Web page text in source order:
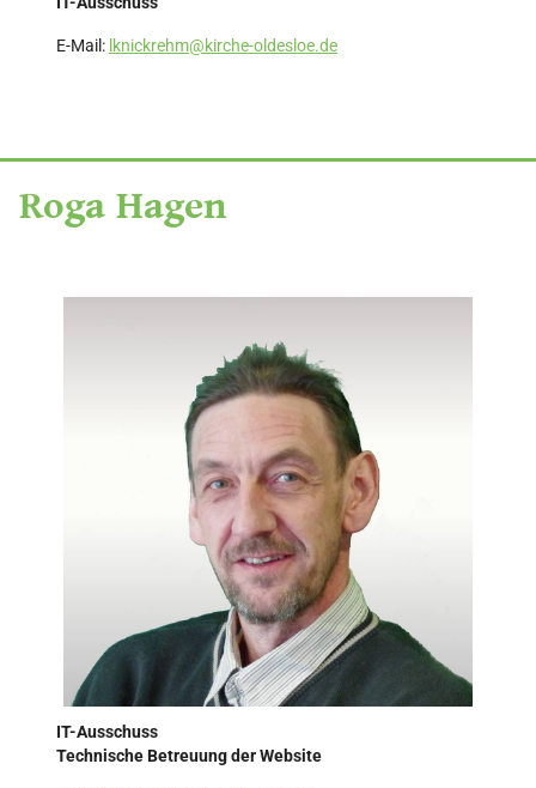
E-Mail: lknickrehm@kirche-oldesloe.de
Roga Hagen
IT-Ausschuss
Technische Betreuung der Website